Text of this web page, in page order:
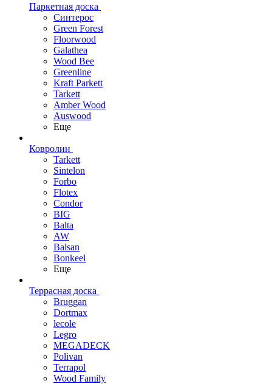
Паркетная доска
Синтерос
Green Forest
Floorwood
Galathea
Wood Bee
Greenline
Kraft Parkett
Tarkett
Amber Wood
Auswood
Еще
Ковролин
Tarkett
Sintelon
Forbo
Flotex
Condor
BIG
Balta
AW
Balsan
Bonkeel
Еще
Террасная доска
Bruggan
Dortmax
lecole
Legro
MEGADECK
Polivan
Terrapol
Wood Family